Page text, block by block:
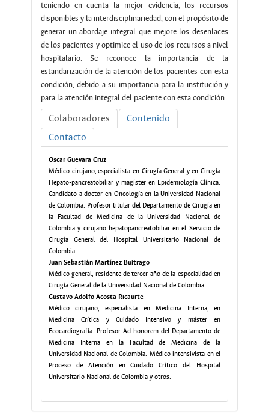
teniendo en cuenta la mejor evidencia, los recursos
disponibles y la interdisciplinariedad, con el propósito de
generar un abordaje integral que mejore los desenlaces
de los pacientes y optimice el uso de los recursos a nivel
hospitalario. Se reconoce la importancia de la
estandarización de la atención de los pacientes con esta
condición, debido a su importancia para la institución y
para la atención integral del paciente con esta condición.
Colaboradores
Contenido
Contacto
Oscar Guevara Cruz
Médico cirujano, especialista en Cirugía General y en Cirugía
Hepato-pancreatobiliar y magíster en Epidemiología Clínica.
Candidato a doctor en Oncología en la Universidad Nacional
de Colombia. Profesor titular del Departamento de Cirugía en
la Facultad de Medicina de la Universidad Nacional de
Colombia y cirujano hepatopancreatobiliar en el Servicio de
Cirugía General del Hospital Universitario Nacional de
Colombia.
Juan Sebastián Martínez Buitrago
Médico general, residente de tercer año de la especialidad en
Cirugía General de la Universidad Nacional de Colombia.
Gustavo Adolfo Acosta Ricaurte
Médico cirujano, especialista en Medicina Interna, en
Medicina Crítica y Cuidado Intensivo y máster en
Ecocardiografía. Profesor Ad honorem del Departamento de
Medicina Interna en la Facultad de Medicina de la
Universidad Nacional de Colombia. Médico intensivista en el
Proceso de Atención en Cuidado Crítico del Hospital
Universitario Nacional de Colombia y otros.